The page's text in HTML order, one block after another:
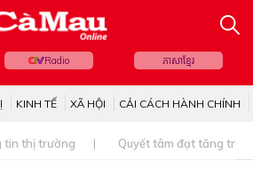
Radio ភាសាខ្មែរ
KINH TẾ XÃ HỘI CẢI CÁCH HÀNH CHÍNH
tin thị trường Quyết tâm đạt tăng